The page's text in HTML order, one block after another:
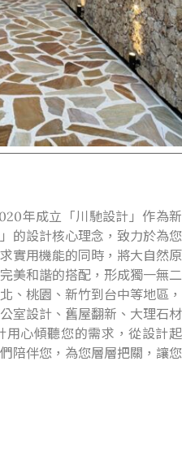
年成立「川馳設計」作為新
的設計核心理念，致力於為您
實用機能的同時，將大自然原
美和諧的搭配，形成獨一無二
、桃園、新竹到台中等地區，
室設計、舊屋翻新、大理石材
用心傾聽您的需求，從設計起
陪伴您，為您層層把關，讓您